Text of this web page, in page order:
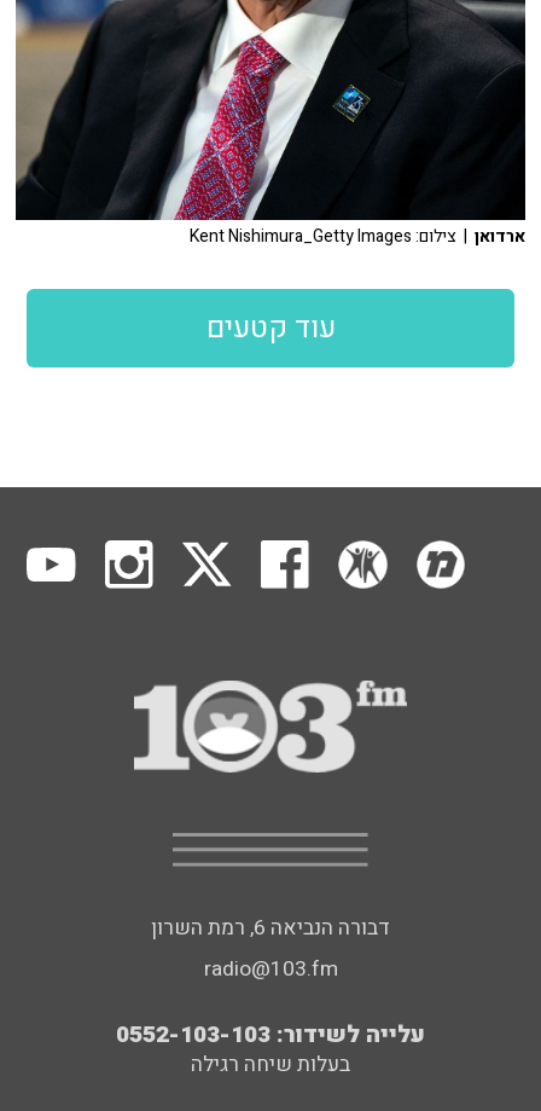
ארדואן | צילום: Kent Nishimura_Getty Images
עוד קטעים
דבורה הנביאה 6, רמת השרון
radio@103.fm
עלייה לשידור: 0552-103-103
בעלות שיחה רגילה